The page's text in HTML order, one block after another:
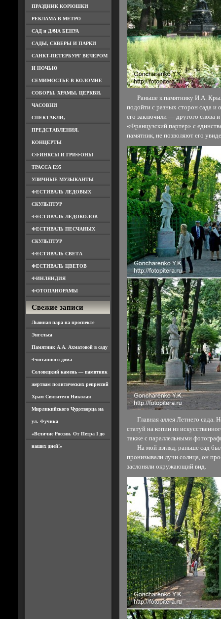
ПРАЗДНИК КОРЮШКИ
РЕКЛАМА В МЕТРО
САД и ДАЧА БЕНУА
САДЫ, СКВЕРЫ И ПАРКИ
САНКТ-ПЕТЕРБУРГ ВЕЧЕРОМ
И НОЧЬЮ
СЕМИМОСТЬЕ В КОЛОМНЕ
СОБОРЫ, ХРАМЫ, ЦЕРКВИ,
ЧАСОВНИ
СПЕКТАКЛИ,
ПРЕДСТАВЛЕНИЯ,
КОНЦЕРТЫ
СФИНКСЫ И ГРИФОНЫ
ТРАССА Е95
УЛИЧНЫЕ МУЗЫКАНТЫ
ФЕСТИВАЛЬ ЛЕДОВЫХ
СКУЛЬПТУР
ФЕСТИВАЛЬ ЛЕДОКОЛОВ
ФЕСТИВАЛЬ ПЕСЧАНЫХ
СКУЛЬПТУР
ФЕСТИВАЛЬ СВЕТА
ФЕСТИВАЛЬ ЦВЕТОВ
ФИНЛЯНДИЯ
ФОТОПАНОРАМЫ
Свежие записи
Львиная пара на проспекте
Энгельса
Памятник А.А. Ахматовой в саду
Фонтанного дома
Соловецкий камень — памятник
жертвам политических репрессий
Храм Святителя Николая
Мирликийского Чудотворца на
ул. Фучика
«Величие России. От Петра I до
наших дней!»
Раньше к памятнику И.А.
подойти с разных сторон сада
его заключили — другого слова
«Французский партер» с
памятник, не позволяют его
Главная аллея Летнего сада.
статуй на копии из
также с параллельными
На мой взгляд, раньше сад
пронизывали лучи солнца, он
заслоняли окружающий вид.